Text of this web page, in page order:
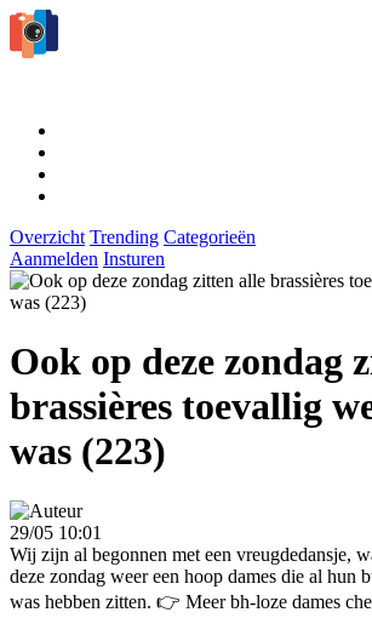
Overzicht Trending Categorieën
Aanmelden Insturen
Ook op deze zondag
brassières toevallig
was (223)
29/05 10:01
Wij zijn al begonnen met een vreugdedansje,
deze zondag weer een hoop dames die al hun
was hebben zitten. 👉 Meer bh-loze dames